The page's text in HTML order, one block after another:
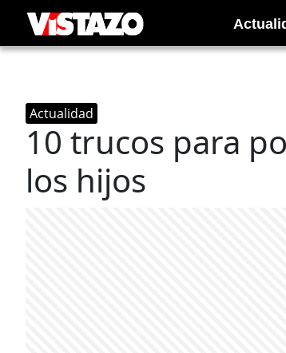
Actualidad
10 trucos para
los hijos